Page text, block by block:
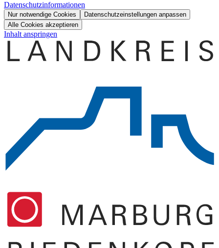
Datenschutzinformationen
Nur notwendige Cookies
Datenschutzeinstellungen anpassen
Alle Cookies akzeptieren
Inhalt anspringen